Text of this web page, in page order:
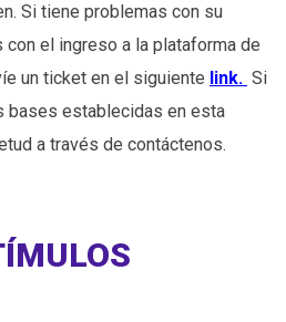
Si tiene problemas con su
el ingreso a la plataforma de
un ticket en el siguiente link. Si
bases establecidas en esta
a través de contáctenos.